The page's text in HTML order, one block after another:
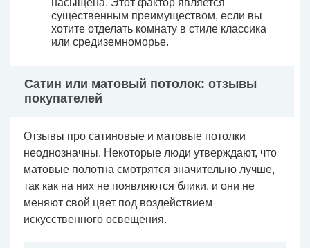
насыщена. Этот фактор является
существенным преимуществом, если вы
хотите отделать комнату в стиле классика
или средиземноморье.
Сатин или матовый потолок: отзывы
покупателей
Отзывы про сатиновые и матовые потолки
неоднозначны. Некоторые люди утверждают, что
матовые полотна смотрятся значительно лучше,
так как на них не появляются блики, и они не
меняют свой цвет под воздействием
искусственного освещения.